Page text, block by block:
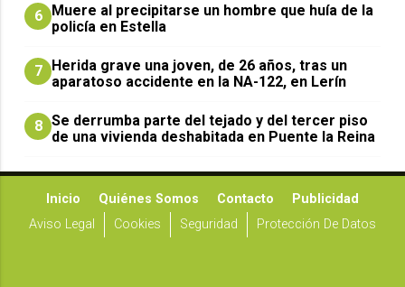
6 Muere al precipitarse un hombre que huía de la
policía en Estella
7 Herida grave una joven, de 26 años, tras un
aparatoso accidente en la NA-122, en Lerín
8 Se derrumba parte del tejado y del tercer piso
de una vivienda deshabitada en Puente la Reina
Inicio Quiénes Somos Contacto
Publicidad
Aviso Legal
Cookies Seguridad Protección De Datos